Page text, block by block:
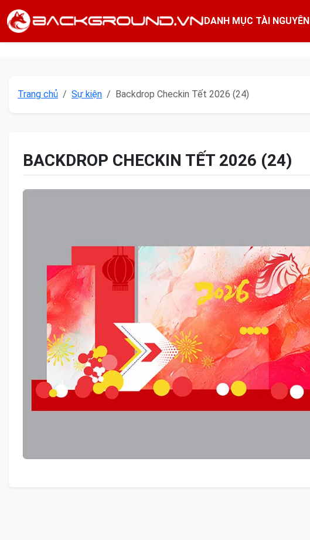
DANH MỤC TÀI NGUYÊN
Trang chủ Sự kiện Backdrop Checkin Tết 2026 (24)
BACKDROP CHECKIN TẾT 2026 (24)